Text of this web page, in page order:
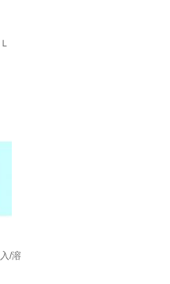
Ｌ
/溶